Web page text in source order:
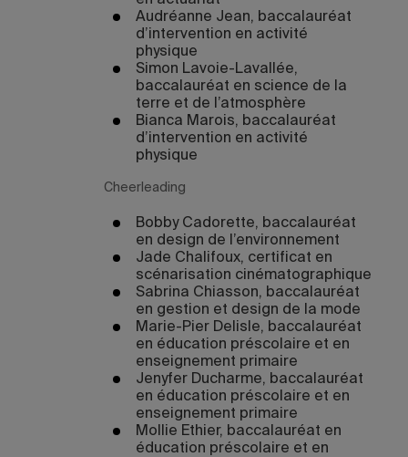
Audréanne Jean, baccalauréat
d’intervention en activité
physique
Simon Lavoie-Lavallée,
baccalauréat en science de la
terre et de l’atmosphère
Bianca Marois, baccalauréat
d’intervention en activité
physique
Cheerleading
Bobby Cadorette, baccalauréat
en design de l’environnement
Jade Chalifoux, certificat en
scénarisation cinématographique
Sabrina Chiasson, baccalauréat
en gestion et design de la mode
Marie-Pier Delisle, baccalauréat
en éducation préscolaire et en
enseignement primaire
Jenyfer Ducharme, baccalauréat
en éducation préscolaire et en
enseignement primaire
Mollie Ethier, baccalauréat en
éducation préscolaire et en